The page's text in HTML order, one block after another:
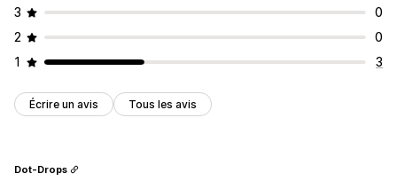
3
0
2
0
1
3
Écrire un avis Tous les avis
Dot-Drops